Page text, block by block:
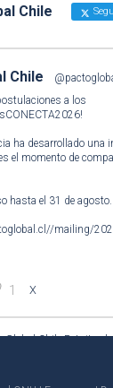
Chile
Chile
a los
!
ha desarrollado una
es el momento de
hasta el 31 de agosto.
mailing/
1 X
Global Chile Retuiteado